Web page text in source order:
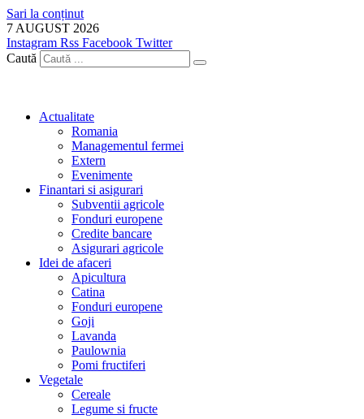
Sari la conținut
7 AUGUST 2026
Instagram Rss Facebook Twitter
Caută
Actualitate
Romania
Managementul fermei
Extern
Evenimente
Finantari si asigurari
Subventii agricole
Fonduri europene
Credite bancare
Asigurari agricole
Idei de afaceri
Apicultura
Catina
Fonduri europene
Goji
Lavanda
Paulownia
Pomi fructiferi
Vegetale
Cereale
Legume si fructe